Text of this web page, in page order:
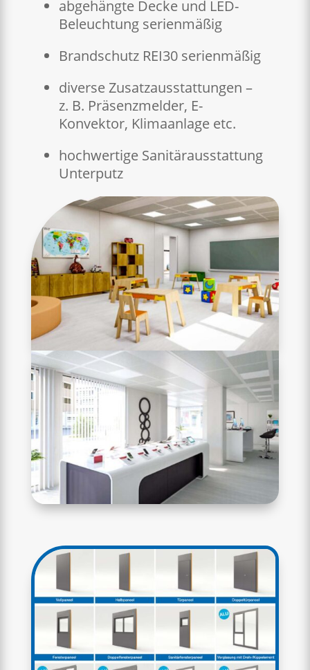
abgehängte Decke und LED-
Beleuchtung serienmäßig
Brandschutz REI30 serienmäßig
diverse Zusatzausstattungen –
z. B. Präsenzmelder, E-
Konvektor, Klimaanlage etc.
hochwertige Sanitärausstattung
Unterputz